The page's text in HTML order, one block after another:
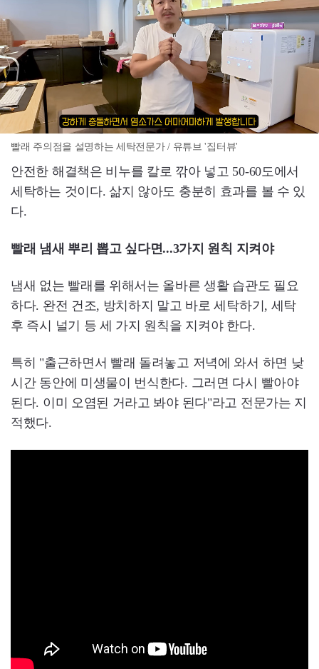
빨래 주의점을 설명하는 세탁전문가 / 유튜브 '집터뷰'
안전한 해결책은 비누를 칼로 깎아 넣고 50-60도에서
세탁하는 것이다. 삶지 않아도 충분히 효과를 볼 수 있
다.
빨래 냄새 뿌리 뽑고 싶다면...3가지 원칙 지켜야
냄새 없는 빨래를 위해서는 올바른 생활 습관도 필요
하다. 완전 건조, 방치하지 말고 바로 세탁하기, 세탁
후 즉시 널기 등 세 가지 원칙을 지켜야 한다.
특히 "출근하면서 빨래 돌려놓고 저녁에 와서 하면 낮
시간 동안에 미생물이 번식한다. 그러면 다시 빨아야
된다. 이미 오염된 거라고 봐야 된다"라고 전문가는 지
적했다.